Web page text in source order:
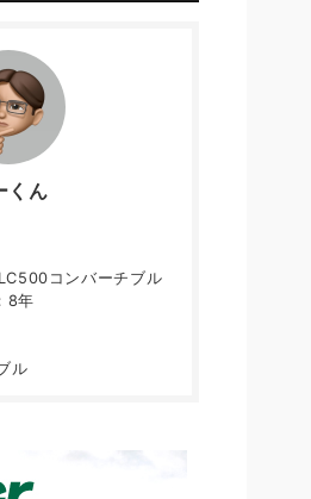
くん
コンバーチブル
8年
ル